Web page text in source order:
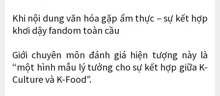
Khi nội dung văn hóa gặp ẩm thực – sự kết hợp
khơi dậy fandom toàn cầu
Giới chuyên môn đánh giá hiện tượng này là
“một hình mẫu lý tưởng cho sự kết hợp giữa K-
Culture và K-Food”.